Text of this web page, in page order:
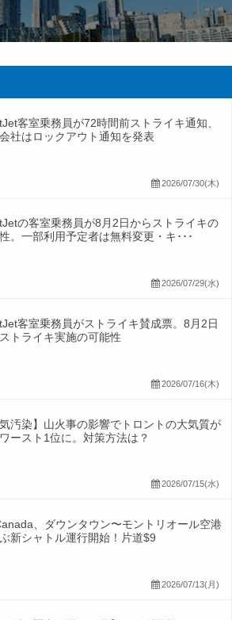
客室乗務員が72時間前ストライキ通知、
社はロックアウト通知を発表
2026/07/30(木)
の客室乗務員が8月2日からストライキの
。一部利用予定者は無料変更・キ･･･
2026/07/29(水)
客室乗務員がストライキ賛成票。8月2日
トライキ実施の可能性
2026/07/16(木)
気汚染】山火事の影響でトロントの大気質が
ースト1位に。対策方法は？
2026/07/15(水)
、ダウンタウン〜モントリオール空港
新シャトル運行開始！片道$9
2026/07/13(月)